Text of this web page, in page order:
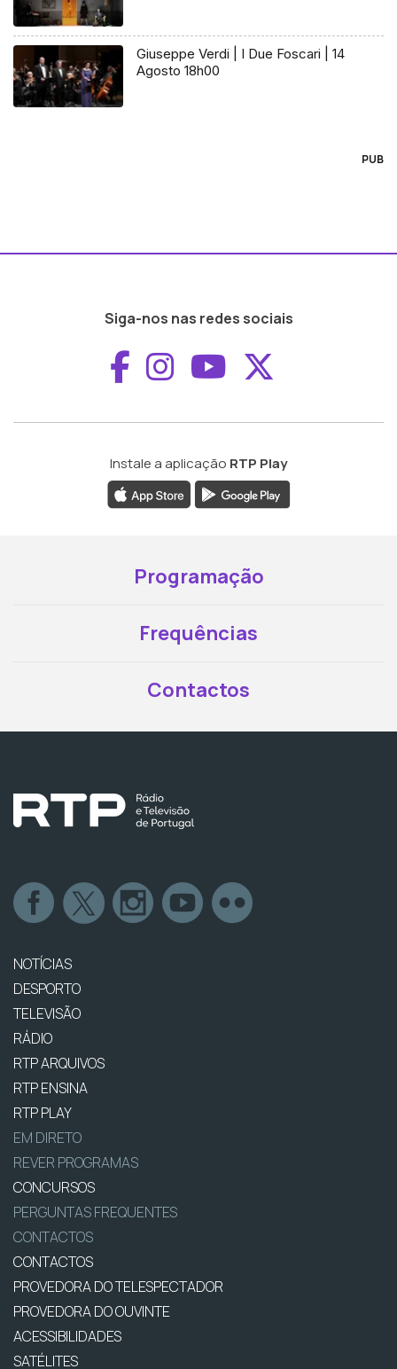
Giuseppe Verdi | I Due Foscari | 14
Agosto 18h00
PUB
Siga-nos nas redes sociais
Aceder ao
Aceder ao
Aceder ao
Instale a aplicação RTP Play
Programação
Frequências
Contactos
NOTÍCIAS
DESPORTO
TELEVISÃO
RÁDIO
RTP ARQUIVOS
RTP ENSINA
RTP PLAY
EM DIRETO
REVER PROGRAMAS
CONCURSOS
PERGUNTAS FREQUENTES
CONTACTOS
CONTACTOS
PROVEDORA DO TELESPECTADOR
PROVEDORA DO OUVINTE
ACESSIBILIDADES
SATÉLITES